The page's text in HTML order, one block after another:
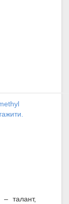
– талант,